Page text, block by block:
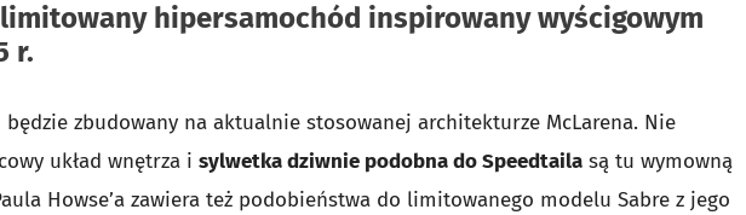
hipersamochód inspirowany wyścigowym
r.
zbudowany na aktualnie stosowanej architekturze McLarena. Nie
układ wnętrza i sylwetka dziwnie podobna do Speedtaila są tu wymowną
Howse’a zawiera też podobieństwa do limitowanego modelu Sabre z jego